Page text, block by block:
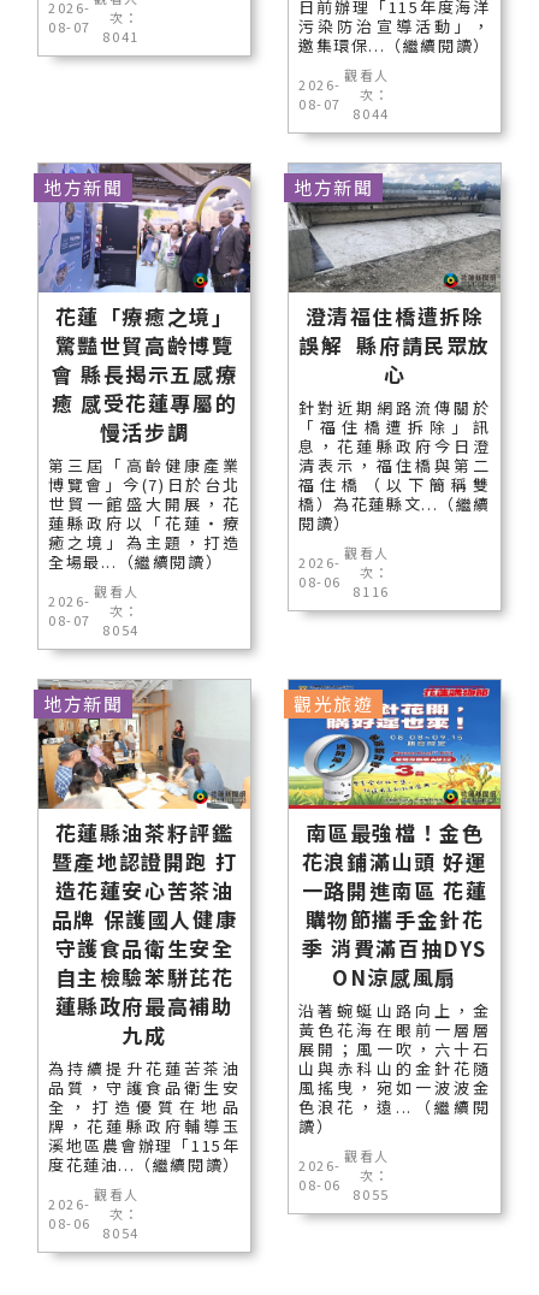
2026-
08-07
次：
8041
日前辦理「115年度海洋
污染防治宣導活動」，
邀集環保...（繼續閱讀）
2026-
08-07
觀看人
次：
8044
花蓮「療癒之境」
驚豔世貿高齡博覽
會 縣長揭示五感療
癒 感受花蓮專屬的
慢活步調
第三屆「高齡健康產業
博覽會」今(7)日於台北
世貿一館盛大開展，花
蓮縣政府以「花蓮‧療
癒之境」為主題，打造
全場最...（繼續閱讀）
2026-
08-07
觀看人
次：
8054
地方新聞
澄清福住橋遭拆除
誤解 縣府請民眾放
心
針對近期網路流傳關於
「福住橋遭拆除」訊
息，花蓮縣政府今日澄
清表示，福住橋與第二
福住橋（以下簡稱雙
橋）為花蓮縣文...（繼續
閱讀）
2026-
08-06
觀看人
次：
8116
地方新聞
花蓮縣油茶籽評鑑
暨產地認證開跑 打
造花蓮安心苦茶油
品牌 保護國人健康
守護食品衛生安全
自主檢驗苯駢芘花
蓮縣政府最高補助
九成
為持續提升花蓮苦茶油
品質，守護食品衛生安
全，打造優質在地品
牌，花蓮縣政府輔導玉
溪地區農會辦理「115年
度花蓮油...（繼續閱讀）
2026-
08-06
觀看人
次：
8054
地方新聞
南區最強檔！金色
花浪鋪滿山頭 好運
一路開進南區 花蓮
購物節攜手金針花
季 消費滿百抽DYS
ON涼感風扇
沿著蜿蜒山路向上，金
黃色花海在眼前一層層
展開；風一吹，六十石
山與赤科山的金針花隨
風搖曳，宛如一波波金
色浪花，遠...（繼續閱
讀）
2026-
08-06
觀看人
次：
8055
觀光旅遊